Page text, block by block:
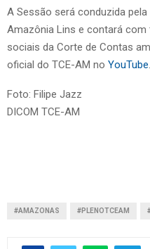
A Sessão será conduzida
Amazônia Lins e contará
sociais da Corte de Contas
oficial do TCE-AM no YouTube.
Foto: Filipe Jazz
DICOM TCE-AM
#AMAZONAS #PLENOTCEAM